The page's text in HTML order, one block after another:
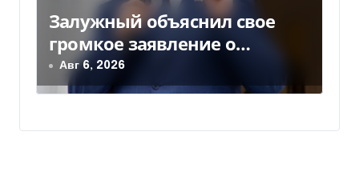
Залужный объяснил свое
громкое заявление о
вступлении Украины в НАТО
Авг 6, 2026